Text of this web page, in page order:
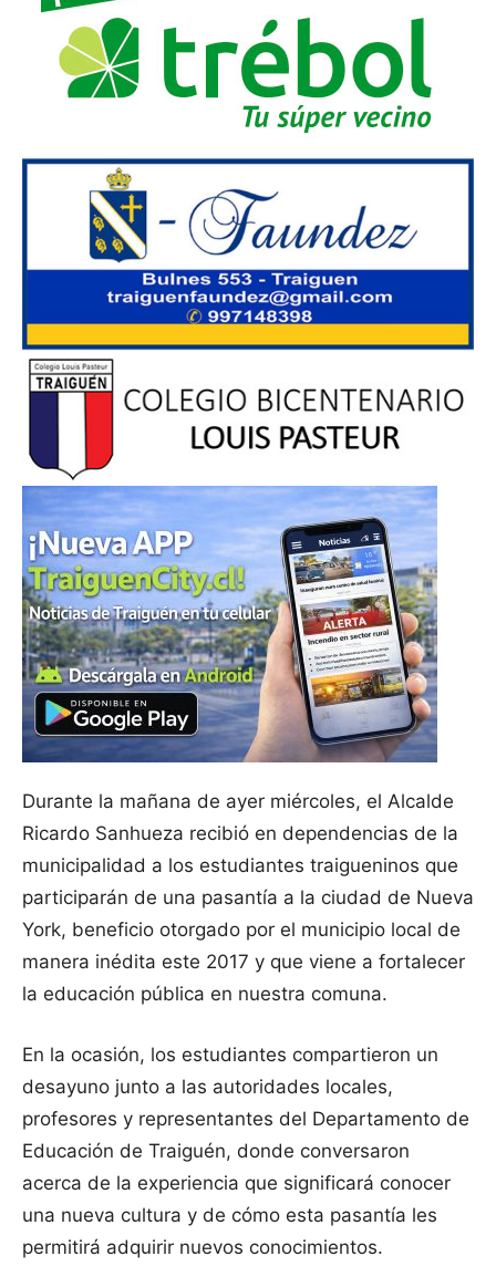
Durante la mañana de ayer miércoles, el Alcalde
Ricardo Sanhueza recibió en dependencias de la
municipalidad a los estudiantes traigueninos que
participarán de una pasantía a la ciudad de Nueva
York, beneficio otorgado por el municipio local de
manera inédita este 2017 y que viene a fortalecer
la educación pública en nuestra comuna.
En la ocasión, los estudiantes compartieron un
desayuno junto a las autoridades locales,
profesores y representantes del Departamento de
Educación de Traiguén, donde conversaron
acerca de la experiencia que significará conocer
una nueva cultura y de cómo esta pasantía les
permitirá adquirir nuevos conocimientos.